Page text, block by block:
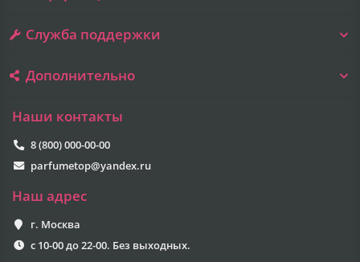
Служба поддержки
Дополнительно
Наши контакты
8 (800) 000-00-00
parfumetop@yandex.ru
Наш адрес
г. Москва
с 10-00 до 22-00. Без выходных.